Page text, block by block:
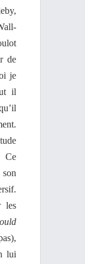
de
je
il
Ce
les
lui